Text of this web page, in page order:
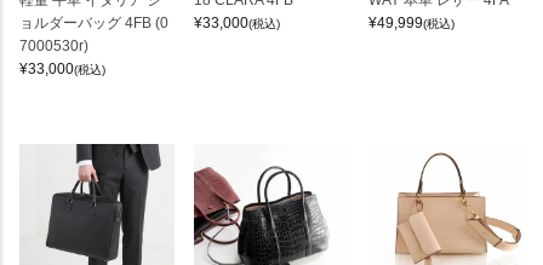
ョルダーバッグ 4FB (0
7000530r)
¥33,000(税込)
¥33,000(税込)
¥49,999(税込)